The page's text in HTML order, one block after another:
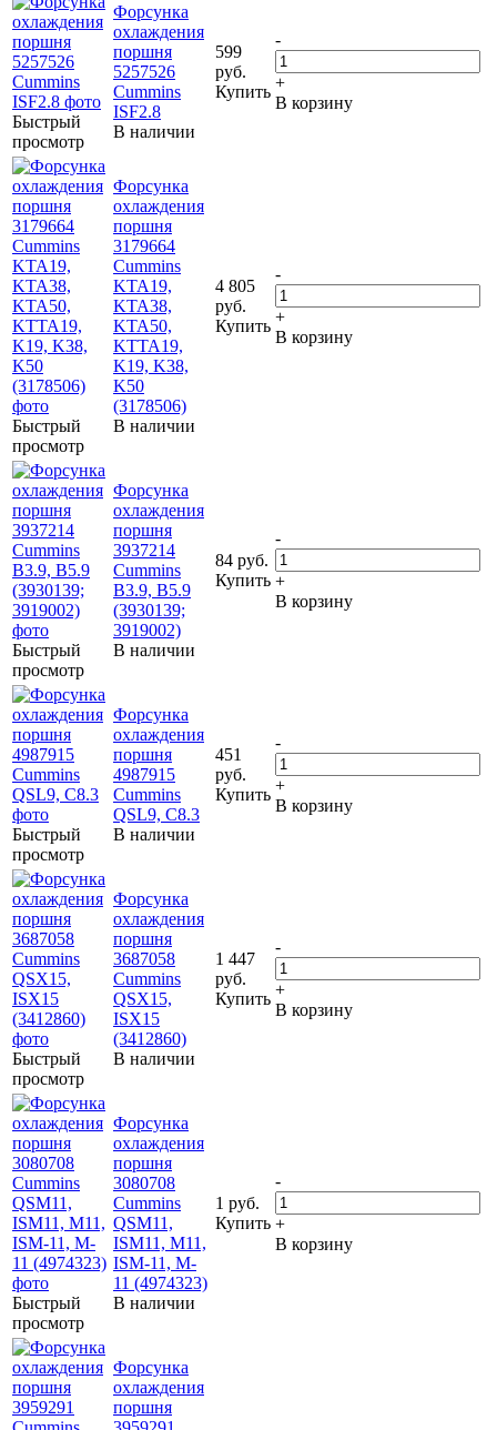
Быстрый
просмотр
Форсунка
охлаждения
поршня
5257526
Cummins
ISF2.8
В наличии
599
руб.
Купить
-
+
В корзину
Быстрый
просмотр
Форсунка
охлаждения
поршня
3179664
Cummins
KTA19,
KTA38,
KTA50,
KTTA19,
K19, K38,
K50
(3178506)
В наличии
4 805
руб.
Купить
-
+
В корзину
Быстрый
просмотр
Форсунка
охлаждения
поршня
3937214
Cummins
B3.9, B5.9
(3930139;
3919002)
В наличии
84 руб.
Купить
-
+
В корзину
Быстрый
просмотр
Форсунка
охлаждения
поршня
4987915
Cummins
QSL9, C8.3
В наличии
451
руб.
Купить
-
+
В корзину
Быстрый
просмотр
Форсунка
охлаждения
поршня
3687058
Cummins
QSX15,
ISX15
(3412860)
В наличии
1 447
руб.
Купить
-
+
В корзину
Быстрый
просмотр
Форсунка
охлаждения
поршня
3080708
Cummins
QSM11,
ISM11, M11,
ISM-11, M-
11 (4974323)
В наличии
1 руб.
Купить
-
+
В корзину
Форсунка
охлаждения
поршня